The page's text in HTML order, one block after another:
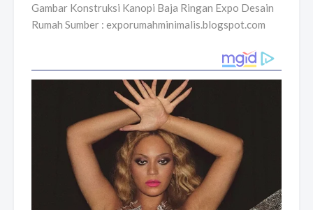
Gambar Konstruksi Kanopi Baja Ringan Expo Desain
Rumah Sumber : exporumahminimalis.blogspot.com